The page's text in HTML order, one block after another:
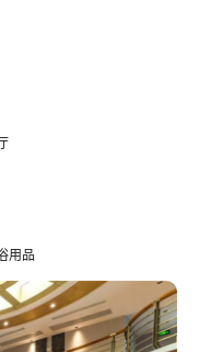
用品